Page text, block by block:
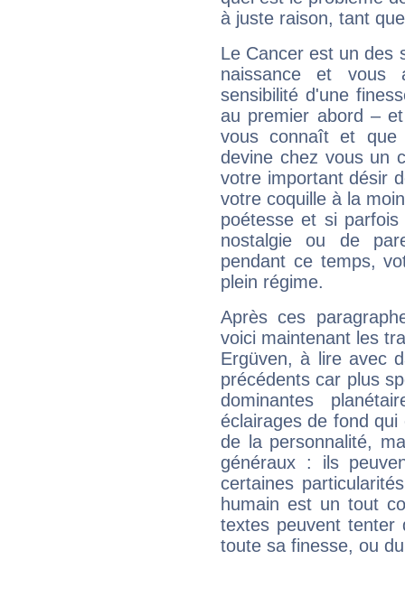
à juste raison, tant
Le Cancer est un des
naissance et vous
sensibilité d'une
au premier abord –
vous connaît et
devine chez vous un
votre important désir
votre coquille à la
poétesse et si
nostalgie ou de
pendant ce temps,
plein régime.
Après ces
voici maintenant les
Ergüven, à lire avec
précédents car plus
dominantes
éclairages de fond
de la personnalité,
généraux : ils
certaines
humain est un tout
textes peuvent tenter
toute sa finesse, ou